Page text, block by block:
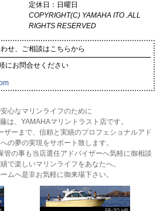
定休日：日曜日
COPYRIGHT(C) YAMAHA ITO .ALL
RIGHTS RESERVED
せ、ご相談はこちらから
にお問合せください
心なマリンライフのために
は、YAMAHAマリントラスト店です。
ザーまで、信頼と実績のプロフェショナルアド
の夢の実現をサポート致します。
管の事も当店選任アドバイザーへ気軽に御相談
で楽しいマリンライフをあなたへ。
ムへ是非お気軽に御来場下さい。